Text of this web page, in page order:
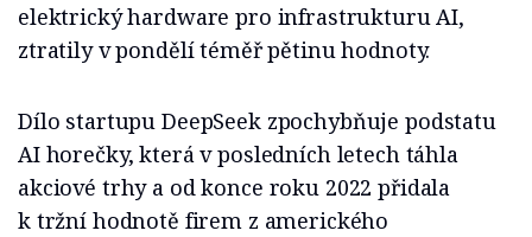
elektrický hardware pro infrastrukturu AI,
ztratily v pondělí téměř pětinu hodnoty.
Dílo startupu DeepSeek zpochybňuje podstatu
AI horečky, která v posledních letech táhla
akciové trhy a od konce roku 2022 přidala
k tržní hodnotě firem z amerického